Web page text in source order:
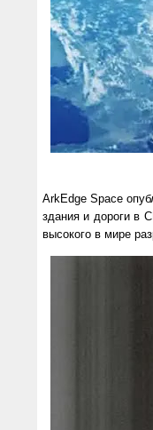
ArkEdge Space
здания и дороги в
высокого в мире